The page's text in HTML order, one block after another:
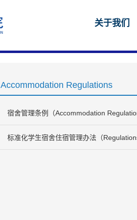
关于我们
Accommodation Regulations
宿舍管理条例（Accommodation
标准化学生宿舍住宿管理办法（